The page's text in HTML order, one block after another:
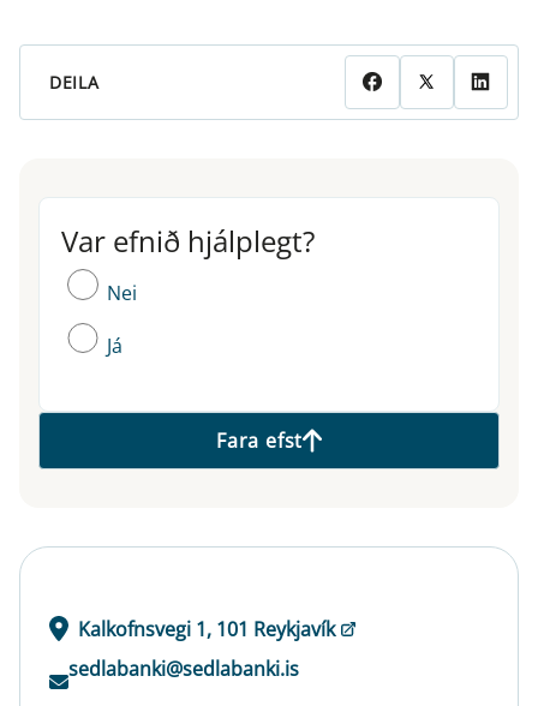
DEILA
Var efnið hjálplegt?
Var efnið hjálplegt?
Nei
Já
Fara efst
Kalkofnsvegi 1, 101 Reykjavík
sedlabanki@sedlabanki.is